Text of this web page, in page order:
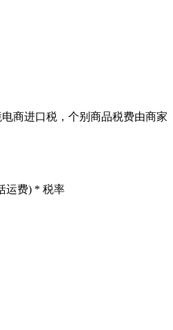
商进口税，个别商品税费由商家
运费) * 税率